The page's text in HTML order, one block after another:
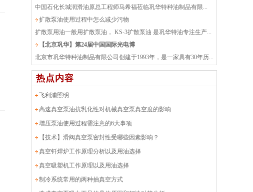
中国石化长城润滑油原总工程师马希福莅临巩华特种油制品有限...
扩散泵油使用过程中怎么减少污物
扩散泵用油一般用扩散泵油， KS-3扩散泵油 是巩华特油专注生产...
【北京巩华】第24届中国国际光电博
北京市巩华特种油制品有限公司创建于1993年，是一家具有30年历...
热点内容
飞利浦照明
高速真空泵油抗乳化性对机械真空泵真空度的影响
增压泵油使用过程需注意的6大事项
【技术】滑阀真空泵密封性受哪些因素影响？
真空钎焊炉工作原理分析以及用油选择
真空吸塑机工作原理以及用油选择
制冷系统常用的两种抽真空方式